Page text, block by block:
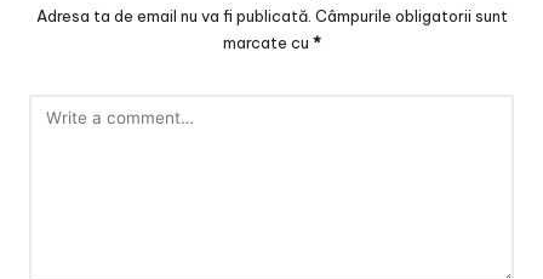
Adresa ta de email nu va fi publicată. Câmpurile obligatorii sunt
marcate cu *